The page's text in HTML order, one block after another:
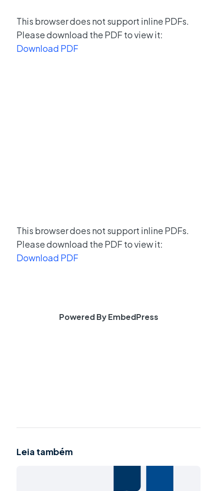
This browser does not support inline PDFs.
Please download the PDF to view it:
Download PDF
Powered By EmbedPress
This browser does not support inline PDFs.
Please download the PDF to view it:
Download PDF
Leia também